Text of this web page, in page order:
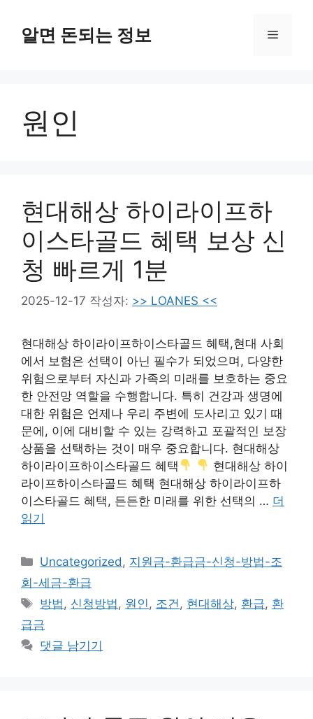
알면 돈되는 정보 메
원인
현대해상 하이라이프하
이스타골드 혜택 보상 신
청 빠르게 1분
2025-12-17 작성자: >> LOANES <<
현대해상 하이라이프하이스타골드 혜택,현대 사회
에서 보험은 선택이 아닌 필수가 되었으며, 다양한
위험으로부터 자신과 가족의 미래를 보호하는 중요
한 안전망 역할을 수행합니다. 특히 건강과 생명에
대한 위험은 언제나 우리 주변에 도사리고 있기 때
문에, 이에 대비할 수 있는 강력하고 포괄적인 보장
상품을 선택하는 것이 매우 중요합니다. 현대해상
하이라이프하이스타골드 혜택
현대해상 하이
라이프하이스타골드 혜택 현대해상 하이라이프하
이스타골드 혜택, 든든한 미래를 위한 선택의 … 더
읽기
카
테
고
리
Uncategorized , 지원금-환급금-신청-방법-조
회-세금-환급
태
그
방법 , 신청방법 , 원인 , 조건 , 현대해상, 환급, 환
급금
댓글 남기기